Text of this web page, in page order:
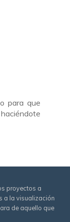
para que
proyectos a
a la visualización
de aquello que